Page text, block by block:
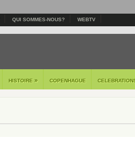
QUI SOMMES-NOUS? WEBTV
HISTOIRE » COPENHAGUE